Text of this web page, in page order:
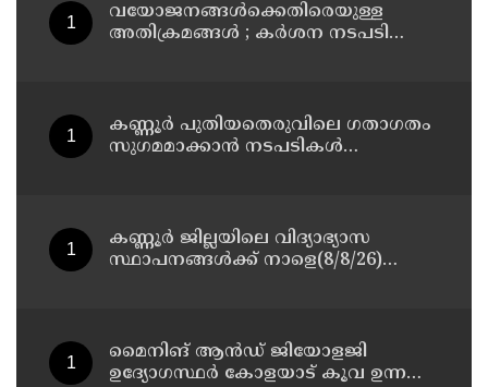
വയോജനങ്ങൾക്കെതിരെയുള്ള
അതിക്രമങ്ങൾ ; കർശന നടപടി
കണ്ണൂർ പുതിയതെരുവിലെ ഗതാഗതം
സുഗമമാക്കാന്‍ നടപടികള്‍
കണ്ണൂർ ജില്ലയിലെ വിദ്യാഭ്യാസ
സ്ഥാപനങ്ങള്‍ക്ക് നാളെ(8/8/26)
മൈനിങ് ആൻഡ്​ ജിയോളജി
ഉദ്യോഗസ്ഥർ കോളയാട് കൂവ ഉന്നതി